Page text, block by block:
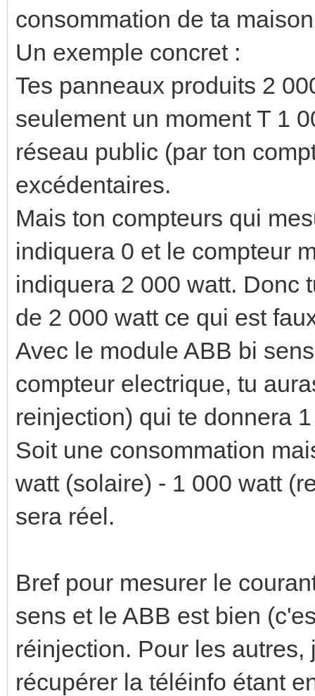
consommation de ta
Un exemple concret :
Tes panneaux produits 2
seulement un moment T 1
réseau public (par ton
excédentaires.
Mais ton compteurs qui
indiquera 0 et le compteur
indiquera 2 000 watt. Donc
de 2 000 watt ce qui est
Avec le module ABB bi
compteur electrique, tu
reinjection) qui te donnera
Soit une consommation
watt (solaire) - 1 000 watt
sera réel.
Bref pour mesurer le
sens et le ABB est bien
réinjection. Pour les
récupérer la téléinfo étant